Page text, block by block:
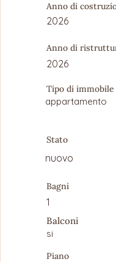
Anno di
2026
Anno di
2026
Tipo di immobile
appartamento
Stato
nuovo
Bagni
1
Balconi
si
Piano